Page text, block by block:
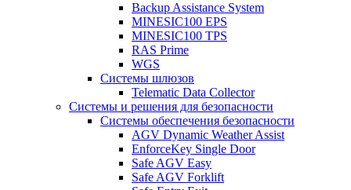
Backup Assistance System
MINESIC100 EPS
MINESIC100 TPS
RAS Prime
WGS
Системы шлюзов
Telematic Data Collector
Системы и решения для безопасности
Системы обеспечения безопасности
AGV Dynamic Weather Assist
EnforceKey Single Door
Safe AGV Easy
Safe AGV Forklift